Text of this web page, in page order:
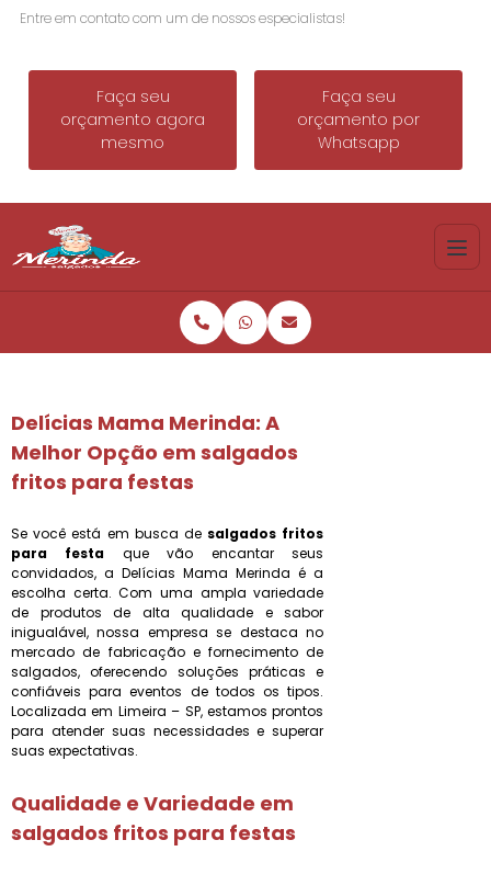
Entre em contato com um de nossos especialistas!
Faça seu
orçamento agora
mesmo
Faça seu
orçamento por
Whatsapp
Delícias Mama Merinda: A
Melhor Opção em salgados
fritos para festas
Se você está em busca de salgados fritos
para festa que vão encantar seus
convidados, a Delícias Mama Merinda é a
escolha certa. Com uma ampla variedade
de produtos de alta qualidade e sabor
inigualável, nossa empresa se destaca no
mercado de fabricação e fornecimento de
salgados, oferecendo soluções práticas e
confiáveis para eventos de todos os tipos.
Localizada em Limeira – SP, estamos prontos
para atender suas necessidades e superar
suas expectativas.
Qualidade e Variedade em
salgados fritos para festas